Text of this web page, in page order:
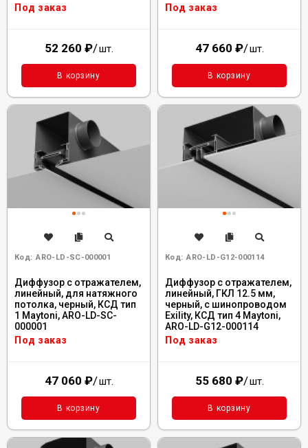
Под заказ
52 260 ₽/шт.
В корзину
Под заказ
47 660 ₽/шт.
В корзину
Код: ARO-LD-SC-000001
Диффузор с отражателем,
линейный, для натяжного
потолка, черный, КСД тип
1 Maytoni, ARO-LD-SC-
000001
Под заказ
47 060 ₽/шт.
В корзину
Код: ARO-LD-G12-000114
Диффузор с отражателем,
линейный, ГКЛ 12.5 мм,
черный, с шинопроводом
Exility, КСД тип 4 Maytoni,
ARO-LD-G12-000114
Под заказ
55 680 ₽/шт.
В корзину